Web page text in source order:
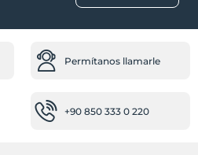
(pagado)
Permítanos llamarle
+90 850 333 0 220